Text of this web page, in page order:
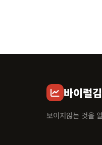
바이럴
보이지않는 것을